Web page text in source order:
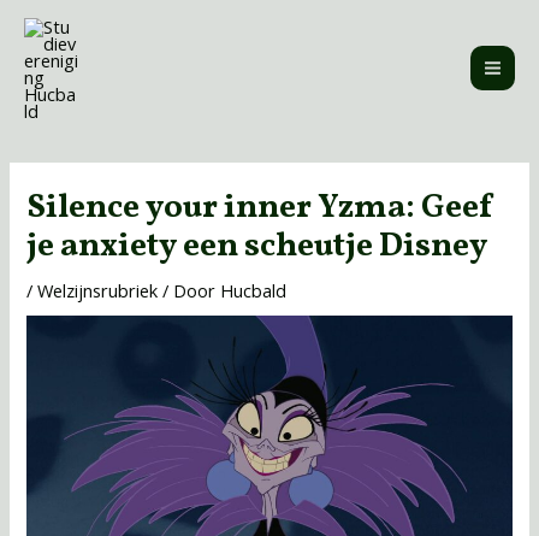
naar
inhoud
Silence your inner Yzma: Geef
je anxiety een scheutje Disney
/Welzijnsrubriek / Door Hucbald